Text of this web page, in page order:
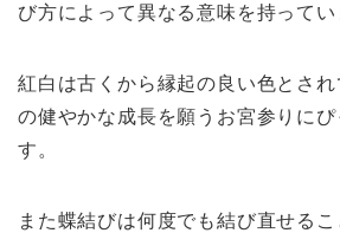
び方によって異なる意味を持ってい
紅白は古くから縁起の良い色とさ
の健やかな成長を願うお宮参りに
す。
また蝶結びは何度でも結び直せる